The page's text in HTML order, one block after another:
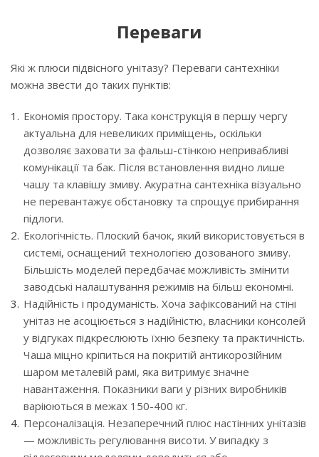
Переваги
Які ж плюси підвісного унітазу? Переваги сантехніки
можна звести до таких пунктів:
Економія простору. Така конструкція в першу чергу
актуальна для невеликих приміщень, оскільки
дозволяє заховати за фальш-стінкою непривабливі
комунікації та бак. Після встановлення видно лише
чашу та клавішу змиву. Акуратна сантехніка візуально
не перевантажує обстановку та спрощує прибирання
підлоги.
Екологічність. Плоский бачок, який використовується в
системі, оснащений технологією дозованого змиву.
Більшість моделей передбачає можливість змінити
заводські налаштування режимів на більш економні.
Надійність і продуманість. Хоча зафіксований на стіні
унітаз не асоціюється з надійністю, власники консолей
у відгуках підкреслюють їхню безпеку та практичність.
Чаша міцно кріпиться на покритій антикорозійним
шаром металевій рамі, яка витримує значне
навантаження. Показники ваги у різних виробників
варіюються в межах 150-400 кг.
Персоналізація. Незаперечний плюс настінних унітазів
— можливість регулювання висоти. У випадку з